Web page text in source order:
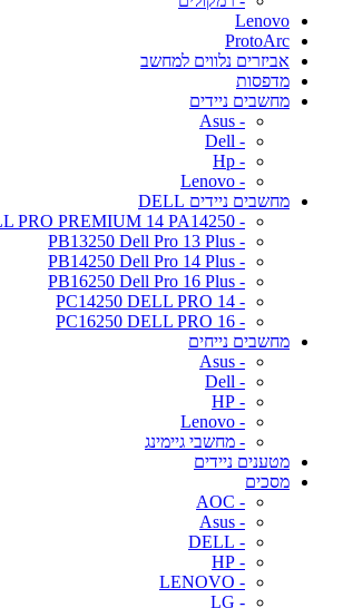
Lenovo
ProtoArc
אביזרים נלווים למחשב
מדפסות
מחשבים ניידים
- Asus
- Dell
- Hp
- Lenovo
מחשבים ניידים DELL
- DELL PRO PREMIUM 14 PA14250
- PB13250 Dell Pro 13 Plus
- PB14250 Dell Pro 14 Plus
- PB16250 Dell Pro 16 Plus
- PC14250 DELL PRO 14
- PC16250 DELL PRO 16
מחשבים נייחים
- Asus
- Dell
- HP
- Lenovo
- מחשבי גיימינג
מטענים ניידים
מסכים
- AOC
- Asus
- DELL
- HP
- LENOVO
- LG